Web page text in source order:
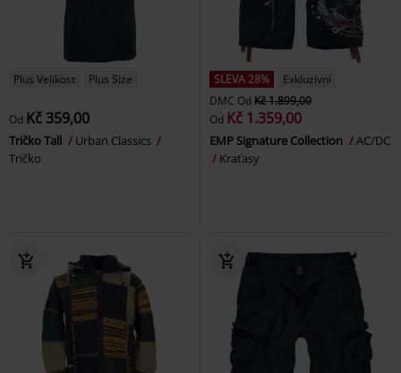
Plus Velikost Plus Size
Od Kč 359,00
Tričko Tall
Urban Classics
Tričko
SLEVA 28%
Exkluzivní
DMC Od Kč 1.899,00
Od Kč 1.359,00
EMP Signature Collection
AC/DC
Kraťasy